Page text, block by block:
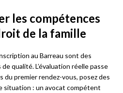
les compétences
de la famille
au Barreau sont des
qualité. L’évaluation réelle passe
du premier rendez-vous, posez des
situation : un avocat compétent